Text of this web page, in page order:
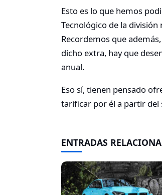
Esto es lo que hemos
Tecnológico de la
Recordemos que además,
dicho extra, hay que
anual.
Eso sí, tienen pensado
tarificar por él a partir del
ENTRADAS